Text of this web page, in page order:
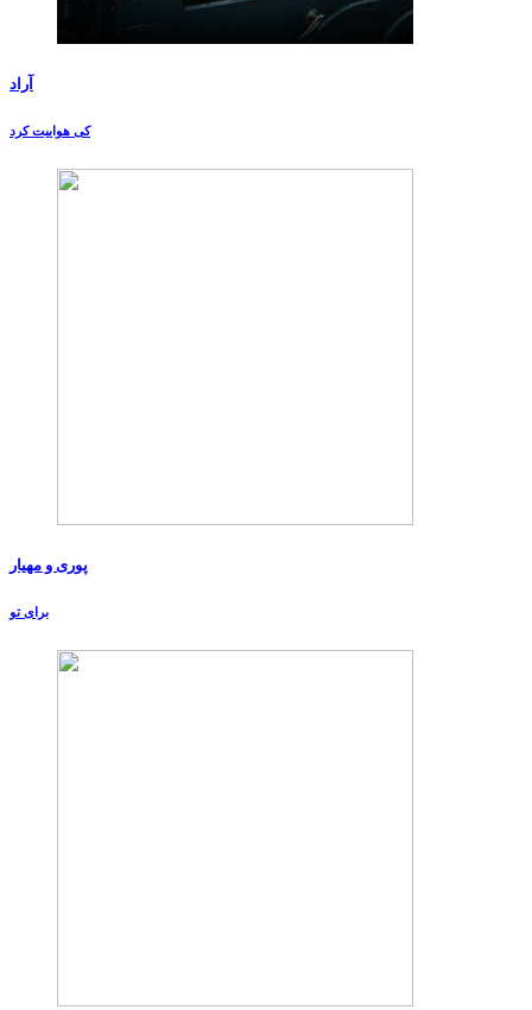
آراد
کی هواییت کرد
پوری و مهیار
برای تو